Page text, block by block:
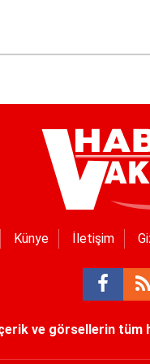
Künye İletişim
ve görsellerin tüm